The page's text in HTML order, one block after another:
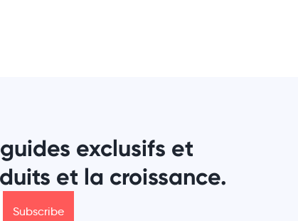
exclusifs et
et la croissance.